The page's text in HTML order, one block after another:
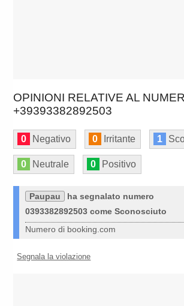
OPINIONI RELATIVE AL
+39393382892503
0 Negativo 0 Irritante 1
0 Neutrale 0 Positivo
Paupau
ha segnalato numero
0393382892503 come Sconosciuto
Numero di booking.com
Segnala la violazione